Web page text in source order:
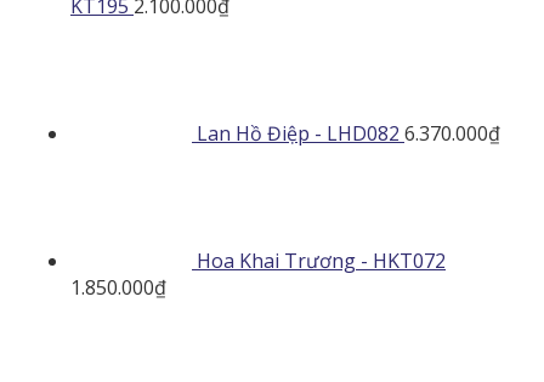
KT195 2.100.000₫
Lan Hồ Điệp - LHD082 6.370.000₫
Hoa Khai Trương - HKT072
1.850.000₫